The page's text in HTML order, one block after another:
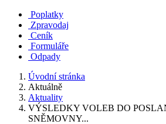
Poplatky
Zpravodaj
Ceník
Formuláře
Odpady
Úvodní stránka
Aktuálně
Aktuality
VÝSLEDKY VOLEB DO
SNĚMOVNY...